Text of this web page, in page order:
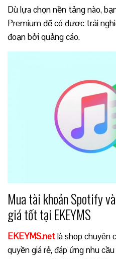
Dù lựa chọn nền tảng nào,
Premium để có được trải
đoạn bởi quảng cáo.
Mua tài khoản Spotify
giá tốt tại EKEYMS
EKEYMS.netlà shop chuyên
quyền giá rẻ, đáp ứng nhu